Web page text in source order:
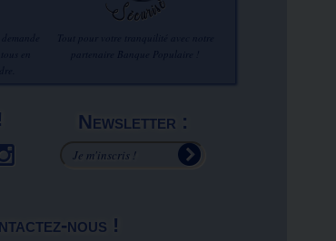
Newsletter :
nous !